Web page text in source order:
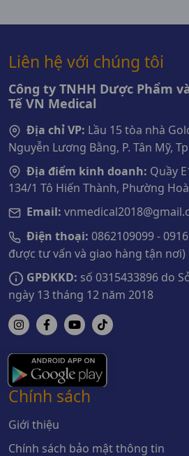
Liên hệ với chúng tôi
Công ty TNHH Dược Phẩm
Tế VN Medical
Địa chỉ VP: Lầu 15 tòa nhà
Nguyễn Lương Bằng, P. Tân Mỹ,
Địa điểm kinh doanh: Quầy
134/1 Tô Hiến Thành, Phường
Email:
Điện thoại: 0862109099 -
được tư vấn và giao hàng tận nơi)
GPĐKKD: số 0315433896 do
ngày 13 tháng 12 năm 2018
Chính sách
Giới thiệu
Chính sách bảo mật thông tin